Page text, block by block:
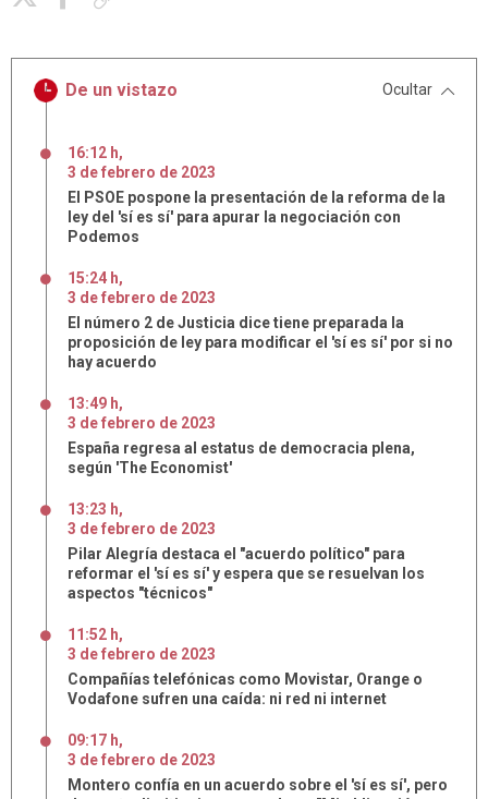
De un vistazo Ocultar
16:12 h,
3 defebrero de 2023
El PSOE pospone la presentación de la reforma de la
ley del 'sí es sí' para apurar la negociación con
Podemos
15:24 h,
3 defebrero de 2023
El número 2 de Justicia dice tiene preparada la
proposición de ley para modificar el 'sí es sí' por si no
hay acuerdo
13:49 h,
3 defebrero de 2023
España regresa al estatus de democracia plena,
según 'The Economist'
13:23 h,
3 defebrero de 2023
Pilar Alegría destaca el "acuerdo político" para
reformar el 'sí es sí' y espera que se resuelvan los
aspectos "técnicos"
11:52 h,
3 defebrero de 2023
Compañías telefónicas como Movistar, Orange o
Vodafone sufren una caída: ni red ni internet
09:17 h,
3 defebrero de 2023
Montero confía en un acuerdo sobre el 'sí es sí', pero